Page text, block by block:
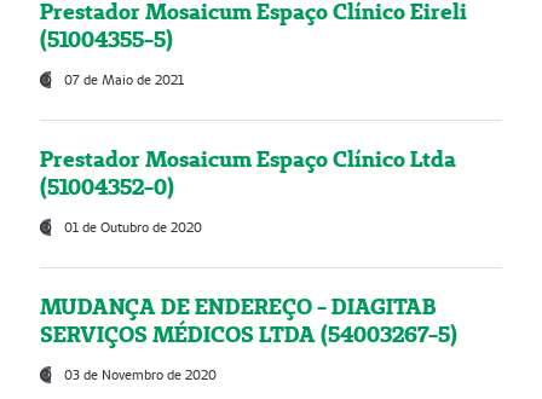
Prestador Mosaicum Espaço Clínico Eireli
(51004355-5)
07 de Maio de 2021
Prestador Mosaicum Espaço Clínico Ltda
(51004352-0)
01 de Outubro de 2020
MUDANÇA DE ENDEREÇO - DIAGITAB
SERVIÇOS MÉDICOS LTDA (54003267-5)
03 de Novembro de 2020